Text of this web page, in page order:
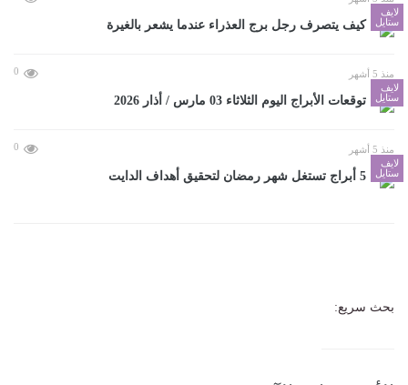
لايف
ستايل
كيف يتصرف رجل برج العذراء عندما يشعر بالغيرة
منذ 5 أشهر
0
لايف
ستايل
توقعات الأبراج اليوم الثلاثاء 03 مارس / أذار 2026
منذ 5 أشهر
0
لايف
ستايل
5 أبراج تستغل شهر رمضان لتحقيق أهداف الدايت
بحث سريع: